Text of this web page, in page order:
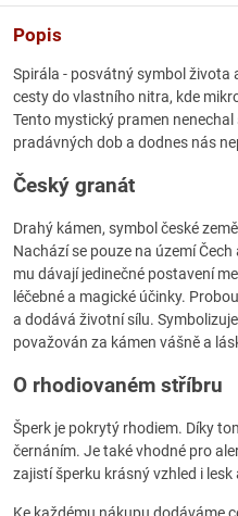
Popis
Spirála - posvátný symbol života
cesty do vlastního nitra, kde
Tento mystický pramen
pradávných dob a dodnes nás
Český granát
Drahý kámen, symbol české
Nachází se pouze na území
mu dávají jedinečné postavení
léčebné a magické účinky.
a dodává životní sílu.
považován za kámen vášně a
O rhodiovaném stříbru
Šperk je pokrytý rhodiem. Díky
černáním. Je také vhodné pro
zajistí šperku krásný vzhled i